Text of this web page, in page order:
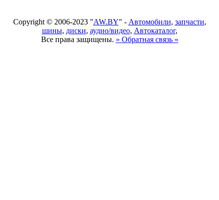
Copyright © 2006-2023 "AW.BY" - Автомобили, запчасти,
шины, диски, аудио/видео, Автокаталог,
Все права защищены. » Обратная связь «